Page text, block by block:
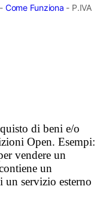
Come Funziona - P.IVA
di beni e/o
Open. Esempi:
vendere un
un
servizio esterno